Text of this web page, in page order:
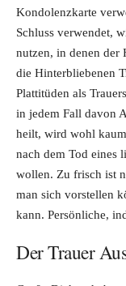
Kondolenzkarte
Schluss verwendet,
nutzen, in denen der
die Hinterbliebenen
Plattitüden als
in jedem Fall davon
heilt, wird wohl
nach dem Tod eines
wollen. Zu frisch ist
man sich vorstellen
kann. Persönliche,
Der Trauer